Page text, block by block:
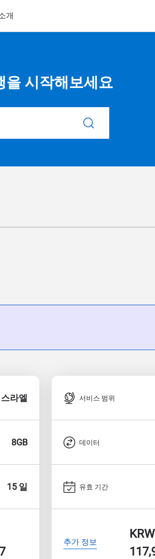
개
을 시작해보세요
라엘
8GB
15 일
서비스 범위
데이터
유효 기간
추가 정보
KRW